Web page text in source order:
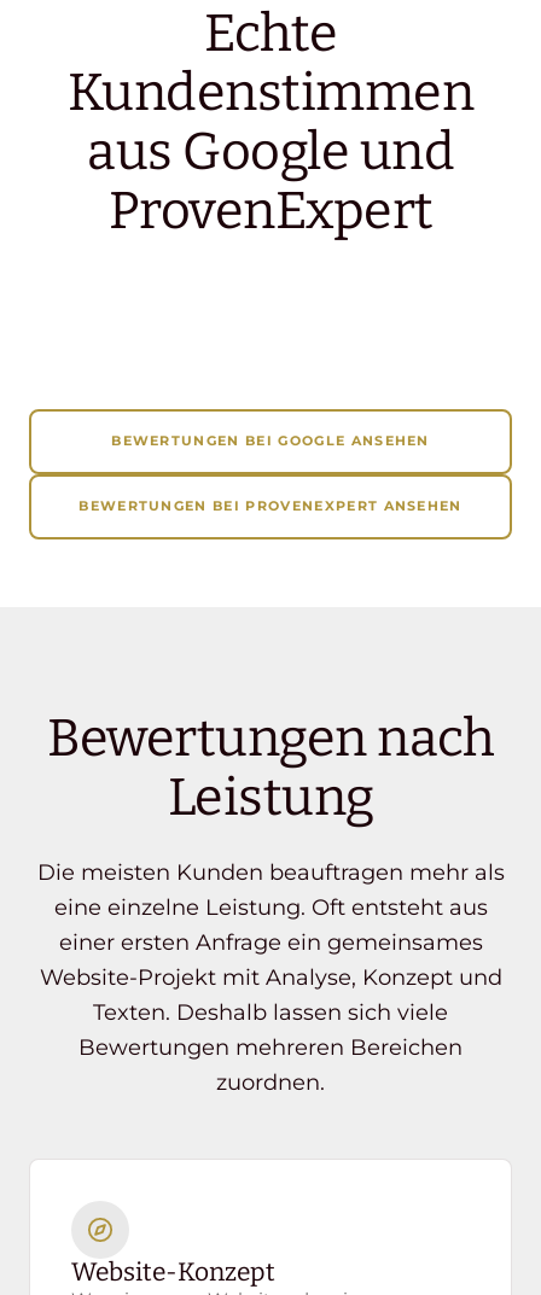
Echte
Kundenstimmen
aus Google und
ProvenExpert
BEWERTUNGEN BEI GOOGLE ANSEHEN
BEWERTUNGEN BEI PROVENEXPERT ANSEHEN
Bewertungen nach
Leistung
Die meisten Kunden beauftragen mehr als
eine einzelne Leistung. Oft entsteht aus
einer ersten Anfrage ein gemeinsames
Website-Projekt mit Analyse, Konzept und
Texten. Deshalb lassen sich viele
Bewertungen mehreren Bereichen
zuordnen.
Website-Konzept